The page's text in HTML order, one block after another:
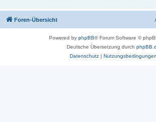
Foren-Übersicht
Powered by phpBB® Forum Software ©
Deutsche Übersetzung durch
Datenschutz| Nutzungsbedingungen